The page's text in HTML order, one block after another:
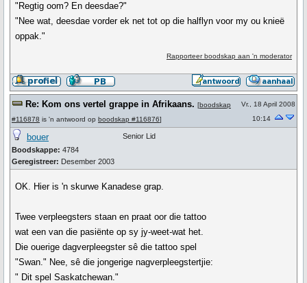
"Regtig oom? En deesdae?"
"Nee wat, deesdae vorder ek net tot op die halflyn voor my ou knieë
oppak."
Rapporteer boodskap aan 'n moderator
Re: Kom ons vertel grappe in Afrikaans. [boodskap
#116878 is 'n antwoord op boodskap #116876]
Vr., 18 April 2008
10:14
bouer
Boodskappe: 4784
Geregistreer: Desember 2003
Senior Lid
OK. Hier is 'n skurwe Kanadese grap.
Twee verpleegsters staan en praat oor die tattoo
wat een van die pasiënte op sy jy-weet-wat het.
Die ouerige dagverpleegster sê die tattoo spel
"Swan." Nee, sê die jongerige nagverpleegstertjie:
" Dit spel Saskatchewan."